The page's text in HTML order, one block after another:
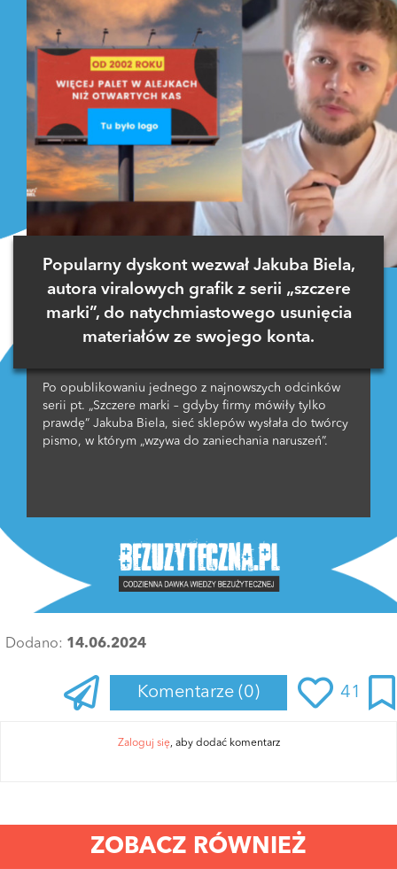
Popularny dyskont wezwał Jakuba Biela,
autora viralowych grafik z serii „szczere
marki”, do natychmiastowego usunięcia
materiałów ze swojego konta.
Po opublikowaniu jednego z najnowszych odcinków
serii pt. „Szczere marki – gdyby firmy mówiły tylko
prawdę” Jakuba Biela, sieć sklepów wysłała do twórcy
pismo, w którym „wzywa do zaniechania naruszeń”.
Dodano: 14.06.2024
Komentarze (0) 41
Zaloguj się, aby dodać komentarz
ZOBACZ RÓWNIEŻ